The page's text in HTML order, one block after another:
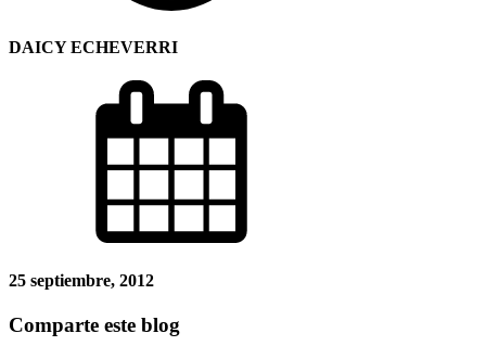
DAICY ECHEVERRI
25 septiembre, 2012
Comparte este blog